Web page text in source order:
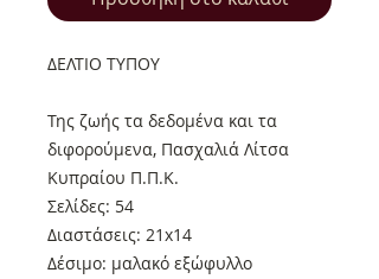
ΔΕΛΤΙΟ ΤΥΠΟΥ
Της ζωής τα δεδομένα και τα
διφορούμενα, Πασχαλιά Λίτσα
Κυπραίου Π.Π.Κ.
Σελίδες: 54
Διαστάσεις: 21x14
Δέσιμο: μαλακό εξώφυλλο